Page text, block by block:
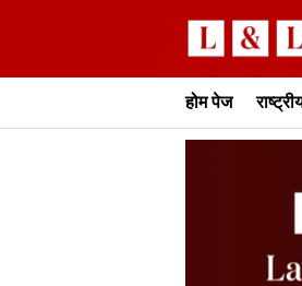
होम पेज